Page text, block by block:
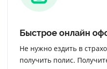
Быстрое онлайн
Не нужно ездить в
получить полис.